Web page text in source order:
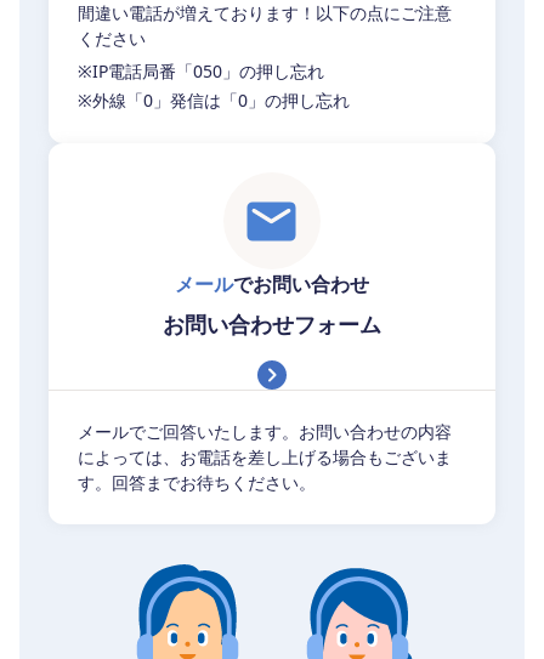
間違い電話が増えております！以下の点にご注意
ください
※IP電話局番「050」の押し忘れ
※外線「0」発信は「0」の押し忘れ
メールでお問い合わせ
お問い合わせフォーム
メールでご回答いたします。お問い合わせの内容
によっては、お電話を差し上げる場合もございま
す。回答までお待ちください。